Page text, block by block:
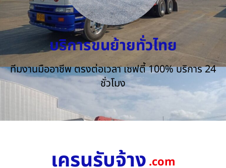
บริการขนย้ายทั่วไทย
ทีมงานมืออาชีพ ตรงต่อเวลา เซฟตี้ 100% บริการ 24
ชั่วโมง
เครนรับจ้าง .com